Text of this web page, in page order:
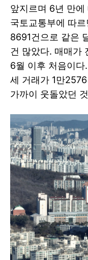
앞지르며 6년 만
국토교통부에 따
8691건으로 같은
건 많았다. 매매가
6월 이후 처음이다
세 거래가 1만
가까이 웃돌았던